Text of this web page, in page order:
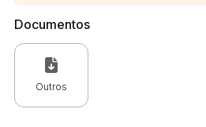
Documentos
Outros